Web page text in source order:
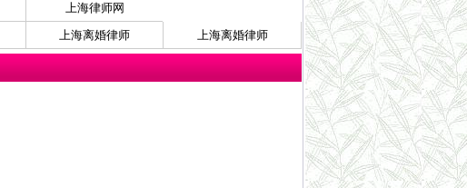
上海律师网
上海离婚律师 上海离婚律师